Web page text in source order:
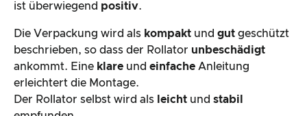
ist überwiegend positiv.
Die Verpackung wird als kompakt und gut geschützt
beschrieben, so dass der Rollator unbeschädigt
ankommt. Eine klare und einfache Anleitung
erleichtert die Montage.
Der Rollator selbst wird als leicht und stabil